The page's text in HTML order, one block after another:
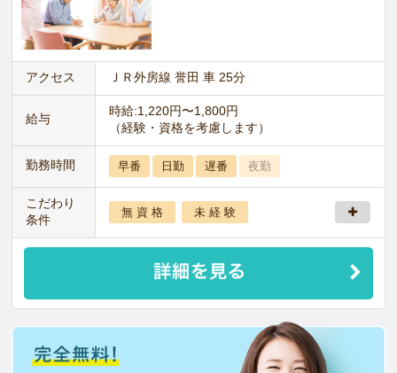
アクセス ＪＲ外房線 誉田 車 25分
給与
時給:1,220円〜1,800円
（経験・資格を考慮します）
勤務時間 早番 日勤 遅番 夜勤
こだわり
条件
無 資 格 未 経 験